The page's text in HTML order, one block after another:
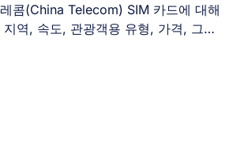
콤(China Telecom) SIM 카드에 대해
역, 속도, 관광객용 유형, 가격, 그리